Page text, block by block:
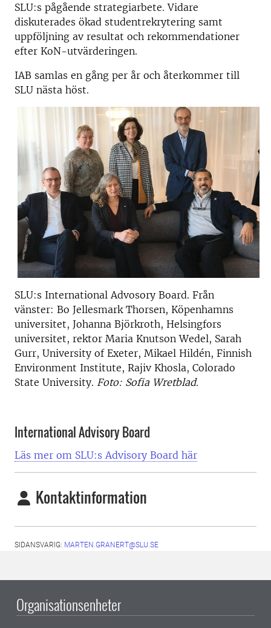
SLU:s pågående strategiarbete. Vidare
diskuterades ökad studentrekrytering samt
uppföljning av resultat och rekommendationer
efter KoN-utvärderingen.
IAB samlas en gång per år och återkommer till
SLU nästa höst.
SLU:s International Advosory Board. Från
vänster: Bo Jellesmark Thorsen, Köpenhamns
universitet, Johanna Björkroth, Helsingfors
universitet, rektor Maria Knutson Wedel, Sarah
Gurr, University of Exeter, Mikael Hildén, Finnish
Environment Institute, Rajiv Khosla, Colorado
State University. Foto: Sofia Wretblad.
International Advisory Board
Läs mer om SLU:s Advisory Board här
Kontaktinformation
SIDANSVARIG: MARTEN.GRANERT@SLU.SE
Organisationsenheter